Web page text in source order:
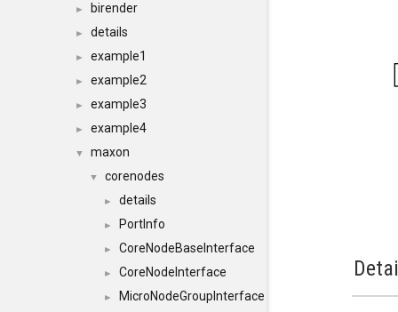
► birender
► details
► example1
► example2
► example3
► example4
▼ maxon
▼ corenodes
► details
► PortInfo
► CoreNodeBaseInterface
► CoreNodeInterface
► MicroNodeGroupInterface